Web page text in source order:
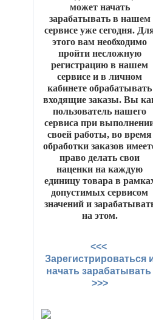
может начать
зарабатывать в нашем
сервисе уже сегодня.
этого вам необходимо
пройти несложную
регистрацию в нашем
сервисе и в личном
кабинете обрабатывать
входящие заказы. Вы
пользователь нашего
сервиса при
своей работы, во время
обработки заказов
право делать свои
наценки на каждую
единицу товара в
допустимых сервисом
значений и
на этом.
<<<
Зарегистрироваться
начать зарабатывать
>>>